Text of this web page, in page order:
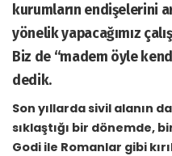
kurumların endişelerini
yönelik yapacağımız
Biz de “madem öyle
dedik.
Son yıllarda sivil alanın
sıklaştığı bir dönemde,
Godi ile Romanlar gibi